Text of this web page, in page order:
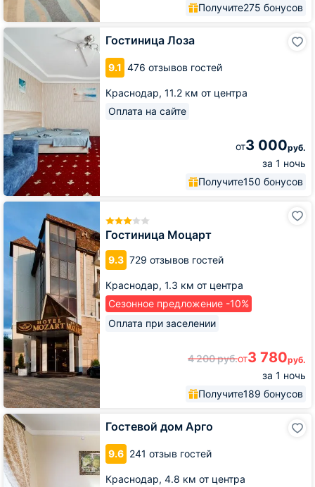
Получите275 бонусов
Гостиница Лоза
9.1 476 отзывов гостей
Краснодар, 11.2 км от центра
Оплата на сайте
от3 000руб.
за 1 ночь
Получите150 бонусов
Гостиница
Лоза
Гостиница Моцарт
9.3 729 отзывов гостей
Краснодар, 1.3 км от центра
Сезонное предложение -10%
Оплата при заселении
4 200руб.от3 780руб.
за 1 ночь
Получите189 бонусов
Гостиница
Гостевой дом Арго
9.6 241 отзыв гостей
Краснодар, 4.8 км от центра
Гостевой
дом
Арго